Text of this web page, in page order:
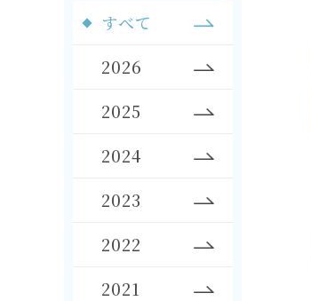
すべて
2026
2025
2024
2023
2022
2021